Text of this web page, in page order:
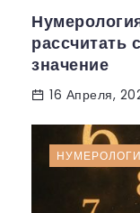
рассчитать
значение
16 Апреля,